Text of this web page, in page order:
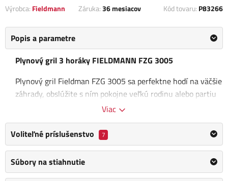
Výrobca: Fieldmann Záruka:36 mesiacov Kód tovaru: P83266
Popis a parametre
Plynový gril 3 horáky FIELDMANN FZG 3005
Plynový gril Fieldman FZG 3005 sa perfektne hodí na väčšie
záhrady, obslúžite s ním pokojne veľkú rodinu alebo partiu
priateľov. Vďaka štyrom pojazdným kolieskam ho ľahko
piezoelektrickým zapaľovaním a vlastnú reguláciu teploty.
Oceníte aj praktické odkladacie plochy, aby ste mali po ruke
všetko potrebné. Rošt a doska je vyrobená z liatiny. Veko,
madlo a dvierka sú zhotovené z nerezu. Ďalšou nespornou
Viac
Voliteľné príslušenstvo 7
Súbory na stiahnutie